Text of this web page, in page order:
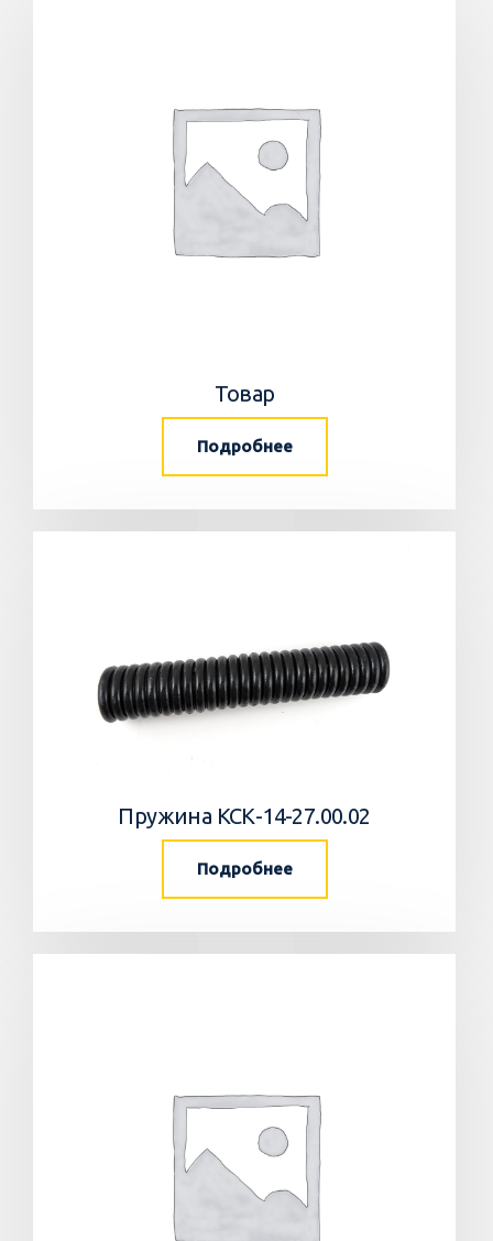
Товар
Подробнее
Пружина КСК-14-27.00.02
Подробнее